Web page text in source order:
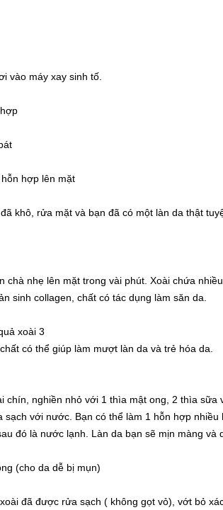
vào máy xay sinh tố.
hợp lên mặt
khô, rửa mặt và bạn đã có một làn da thật
chà nhẹ lên mặt trong vài phút. Xoài chứa
sinh collagen, chất có tác dụng làm săn da.
xoài 3
có thể giúp làm mượt làn da và trẻ hóa da.
chín, nghiền nhỏ với 1 thìa mật ong, 2 thìa
sạch với nước. Bạn có thể làm 1 hỗn hợp
đó là nước lạnh. Làn da bạn sẽ mịn màng và
(cho da dễ bị mụn)
đã được rửa sạch ( không gọt vỏ), vớt bỏ